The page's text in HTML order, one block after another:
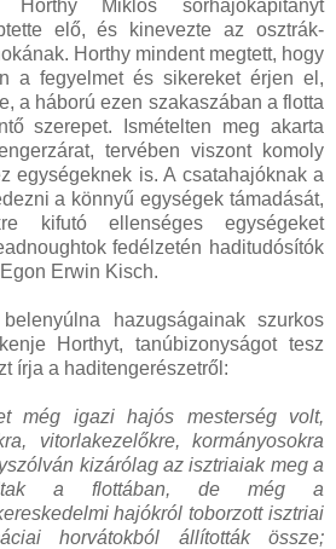
Horthy Miklós sorhajókapitányt
elő, és kinevezte az osztrák-
Horthy mindent megtett, hogy
a fegyelmet és sikereket érjen el,
a háború ezen szakaszában a flotta
szerepet. Ismételten meg akarta
tervében viszont komoly
egységeknek is. A csatahajóknak a
a könnyű egységek támadását,
kifutó ellenséges egységeket
fedélzetén haditudósítók
Erwin Kisch.
hazugságainak szurkos
Horthyt, tanúbizonyságot tesz
írja a haditengerészetről:
még igazi hajós mesterség volt,
vitorlakezelőkre, kormányosokra
kizárólag az isztriaiak meg a
a flottában, de még a
hajókról toborzott isztriai
horvátokból állították össze;